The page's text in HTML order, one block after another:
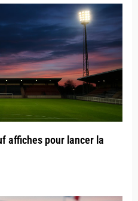
affiches pour lancer la